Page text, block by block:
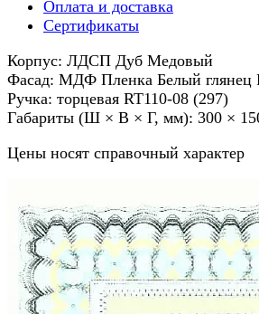
Оплата и доставка
Сертификаты
Корпус: ЛДСП Дуб Медовый
Фасад: МДФ Пленка Белый глянец
Ручка: торцевая RT110-08 (297)
Габариты (Ш × В × Г, мм): 300 ×
Цены носят справочный характер